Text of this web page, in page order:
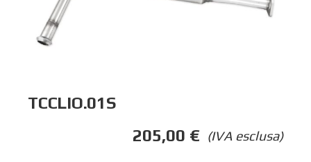
TCCLIO.01S
(IVA esclusa)
205,00 €